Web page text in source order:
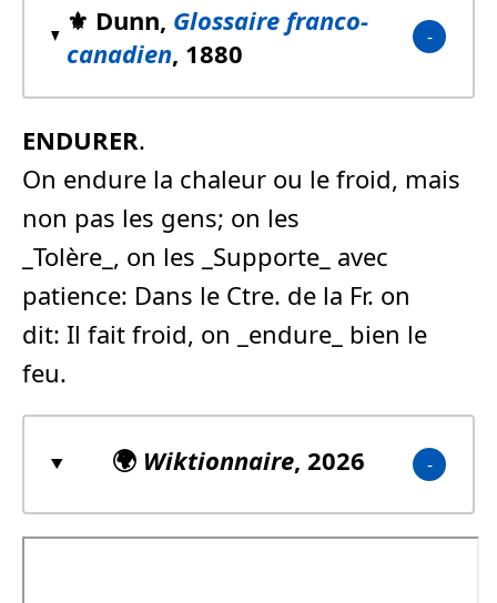
⚜️ Dunn, Glossaire franco-
canadien, 1880
ENDURER.
On endure la chaleur ou le froid, mais
non pas les gens; on les
_Tolère_, on les _Supporte_ avec
patience: Dans le Ctre. de la Fr. on
dit: Il fait froid, on _endure_ bien le
feu.
🌍 Wiktionnaire, 2026